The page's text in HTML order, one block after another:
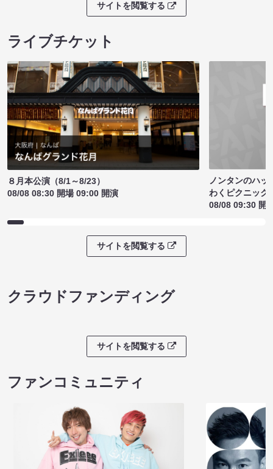
サイトを閲覧する
ライブチケット
８月本公演（8/1～8/23）
08/08 08:30 開場 09:00 開演
ノンタンのハッ
わくピクニック
08/08 09:30 開
サイトを閲覧する
クラウドファンディング
サイトを閲覧する
ファンコミュニティ